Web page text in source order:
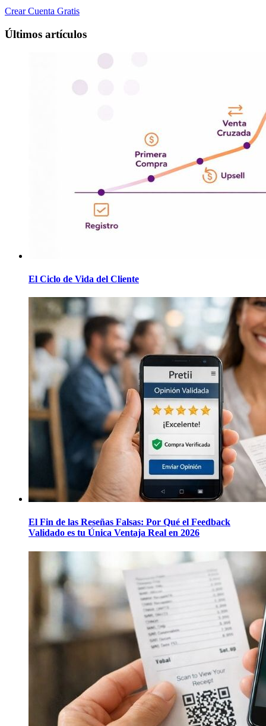
Crear Cuenta Gratis
Últimos artículos
El Ciclo de Vida del Cliente
El Fin de las Reseñas Falsas: Por Qué el Feedback
Validado es tu Única Ventaja Real en 2026